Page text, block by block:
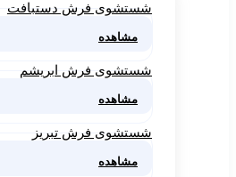
شستشوی فرش دستبافت
مشاهده
شستشوی فرش ابریشم
مشاهده
شستشوی فرش تبریز
مشاهده